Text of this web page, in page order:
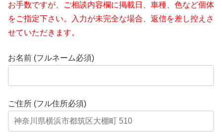
お手数ですが、ご相談内容欄に掲載日、車種、色など個体
をご指定下さい。入力が未完全な場合、返信を差し控えさ
せていただきます。
お名前 (フルネーム必須)
ご住所 (フル住所必須)